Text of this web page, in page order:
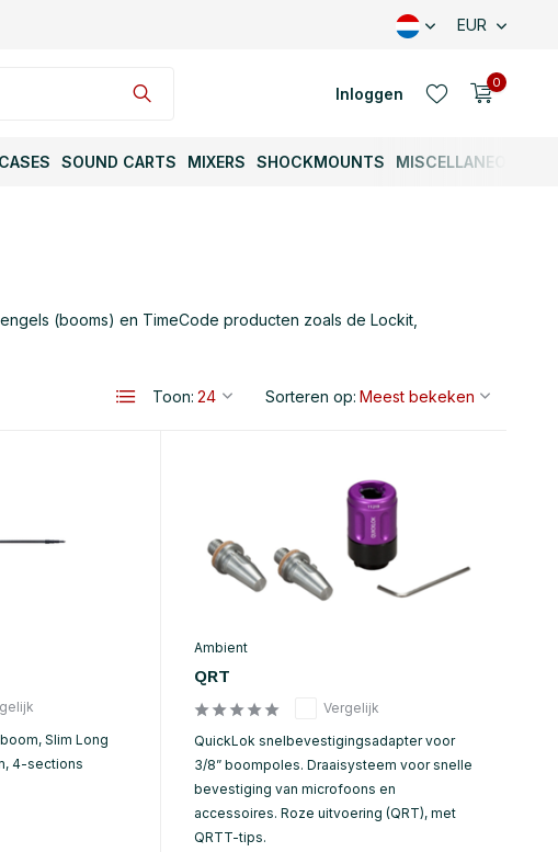
EUR
Inloggen
0
CASES SOUND CARTS MIXERS SHOCKMOUNTS MISCELLANEOUS
(booms) en TimeCode producten zoals de Lockit,
Toon: Sorteren op:
Slim Long
4-sections
Ambient
QRT
Vergelijk
QuickLok snelbevestigingsadapter voor
3/8” boompoles. Draaisysteem voor snelle
bevestiging van microfoons en
accessoires. Roze uitvoering (QRT), met
QRTT-tips.